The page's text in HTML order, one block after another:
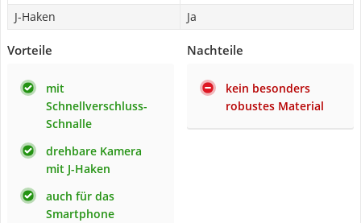
J-Haken
Ja
Vorteile
mit
Schnellverschluss-
Schnalle
drehbare Kamera
mit J-Haken
auch für das
Smartphone
Nachteile
kein besonders
robustes Material